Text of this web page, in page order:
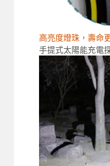
高亮度燈珠，壽命
手提式太陽能充電